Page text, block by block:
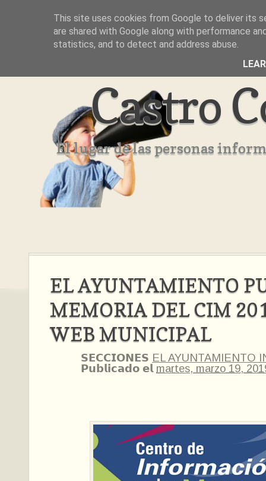
Inicio Aviso Legal Quienes Somos ??
Castro
El lugar de las personas
EL AYUNTAMIENTO
MEMORIA DEL CIM
WEB MUNICIPAL
𝗦𝗘𝗖𝗖𝗜𝗢𝗡𝗘𝗦 EL AYUNTAMIENTO
𝗣𝘂𝗯𝗹𝗶𝗰𝗮𝗱𝗼 𝗲𝗹 martes, marzo 19,
This site uses cookies from Google to deliver its
are shared with Google along with performance
statistics, and to detect and address abuse.